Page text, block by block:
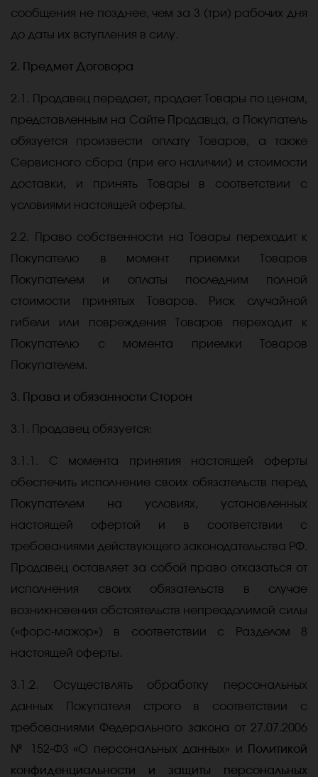
сообщения не позднее, чем за 3 (три) рабочих дня
до даты их вступления в силу.
2. Предмет Договора
2.1. Продавец передает, продает Товары по ценам,
представленным на Сайте Продавца, а Покупатель
обязуется произвести оплату Товаров, а также
Сервисного сбора (при его наличии) и стоимости
доставки, и принять Товары в соответствии с
условиями настоящей оферты.
2.2. Право собственности на Товары переходит к
Покупателю в момент приемки Товаров
Покупателем и оплаты последним полной
стоимости принятых Товаров. Риск случайной
гибели или повреждения Товаров переходит к
Покупателю с момента приемки Товаров
Покупателем.
3. Права и обязанности Сторон
3.1. Продавец обязуется:
3.1.1. С момента принятия настоящей оферты
обеспечить исполнение своих обязательств перед
Покупателем на условиях, установленных
настоящей офертой и в соответствии с
требованиями действующего законодательства РФ.
Продавец оставляет за собой право отказаться от
исполнения своих обязательств в случае
возникновения обстоятельств непреодолимой силы
(«форс-мажор») в соответствии с Разделом 8
настоящей оферты.
3.1.2. Осуществлять обработку персональных
данных Покупателя строго в соответствии с
требованиями Федерального закона от 27.07.2006
№ 152-ФЗ «О персональных данных» и
Политикой
конфиденциальности и защиты персональных